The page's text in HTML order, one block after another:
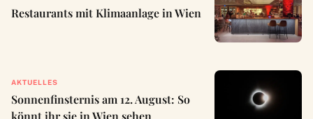
Restaurants mit Klimaanlage in Wien
AKTUELLES
Sonnenfinsternis am 12. August: So
könnt ihr sie in Wien sehen